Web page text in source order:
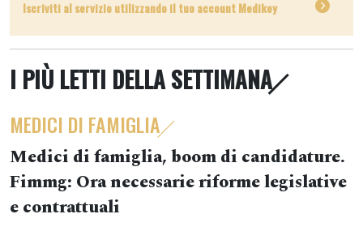
Iscriviti al servizio utilizzando il tuo account Medikey
I PIÙ LETTI DELLA SETTIMANA
MEDICI DI FAMIGLIA
Medici di famiglia, boom di candidature.
Fimmg: Ora necessarie riforme legislative
e contrattuali